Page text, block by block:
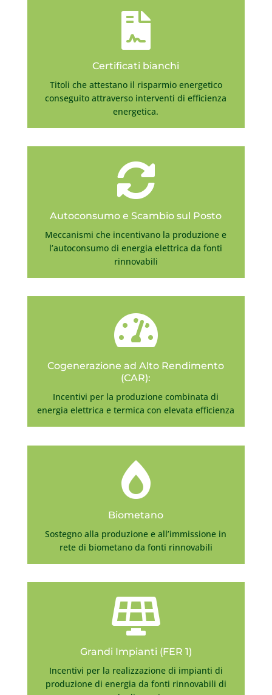

Certificati bianchi
Titoli che attestano il risparmio energetico
conseguito attraverso interventi di efficienza
energetica.

Autoconsumo e Scambio sul Posto
Meccanismi che incentivano la produzione e
l’autoconsumo di energia elettrica da fonti
rinnovabili

Cogenerazione ad Alto Rendimento
(CAR):
Incentivi per la produzione combinata di
energia elettrica e termica con elevata efficienza

Biometano
Sostegno alla produzione e all’immissione in
rete di biometano da fonti rinnovabili

Grandi Impianti (FER 1)
Incentivi per la realizzazione di impianti di
produzione di energia da fonti rinnovabili di